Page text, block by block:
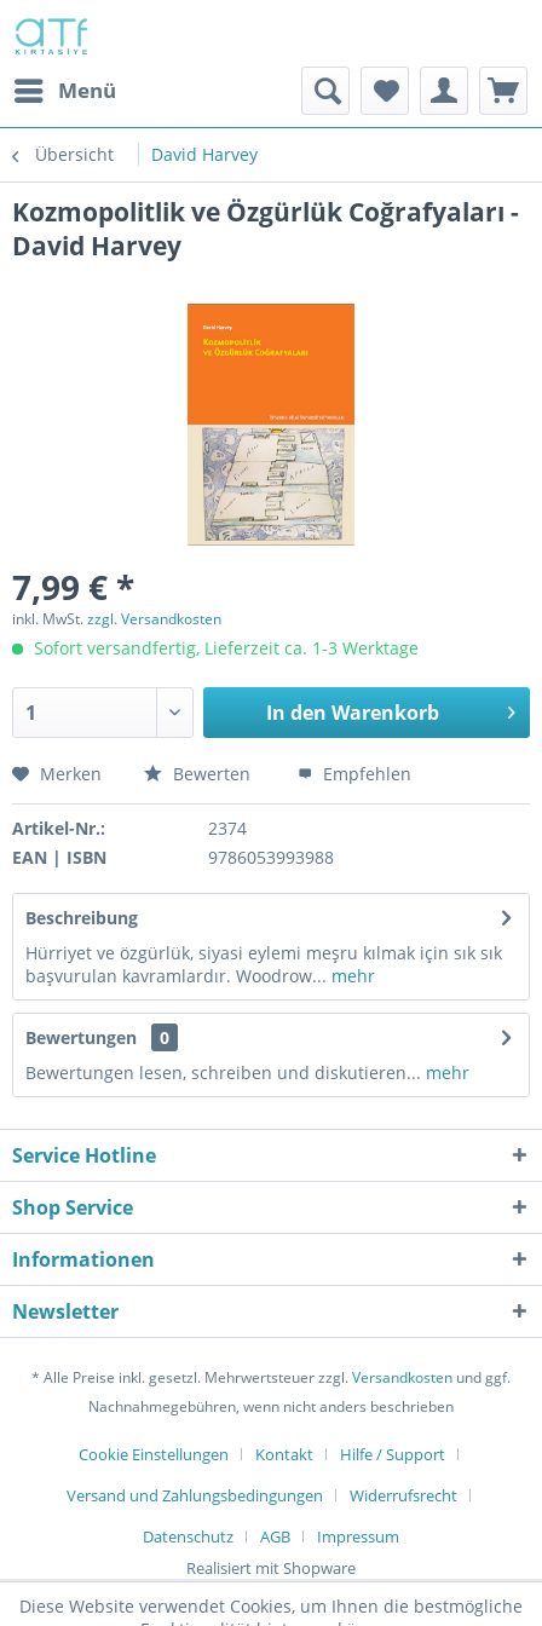
Menü
Übersicht David Harvey
Kozmopolitlik ve Özgürlük Coğrafyaları -
David Harvey
7,99 € *
inkl. MwSt.zzgl. Versandkosten
Sofort versandfertig, Lieferzeit ca. 1-3 Werktage
In den Warenkorb
Merken Bewerten Empfehlen
Artikel-Nr.:
2374
EAN | ISBN
9786053993988
Beschreibung
Hürriyet ve özgürlük, siyasi eylemi meşru kılmak için sık sık
başvurulan kavramlardır. Woodrow... mehr
Bewertungen
0
Bewertungen lesen, schreiben und diskutieren... mehr
Service Hotline
Shop Service
Informationen
Newsletter
* Alle Preise inkl. gesetzl. Mehrwertsteuer zzgl.Versandkosten und ggf.
Nachnahmegebühren, wenn nicht anders beschrieben
Cookie Einstellungen Kontakt
Hilfe / Support
Versand und Zahlungsbedingungen
Widerrufsrecht
Datenschutz
AGB
Impressum
Realisiert mit Shopware
Diese Website verwendet Cookies, um Ihnen die bestmögliche